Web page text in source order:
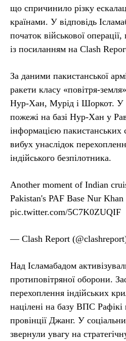
що спричинило різку
країнами. У відповідь
початок військової
із посиланням на Clash
За даними пакистанської
ракети класу «повітря-
Нур-Хан, Мурід і Шоркот. У
пожежі на базі Нур-Хан у
інформацією пакистанських
вибух унаслідок
індійського безпілотника.
Another moment of Indian
Pakistan's PAF Base Nur
pic.twitter.com/5C7K0ZUQIF
— Clash Report
Над Ісламабадом
протиповітряної оборони.
перехоплення індійських
націлені на базу ВПС
провінції Джанг. У
звернули увагу на